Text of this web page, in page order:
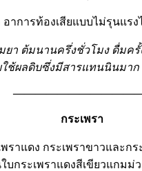
าการท้องเสียแบบไม่รุนแรง
ยา ต้มนานครึ่งชั่วโมง ดื่มครั้
ช้ผลดิบซึ่งมีสารแทนนินมา
กระเพรา
ราแดง กระเพราขาวและก
ระเพราแดงสีเขียวแกมม่